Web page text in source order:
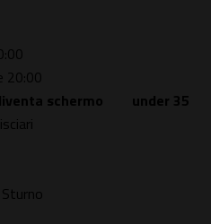
20:00
schermo under 35